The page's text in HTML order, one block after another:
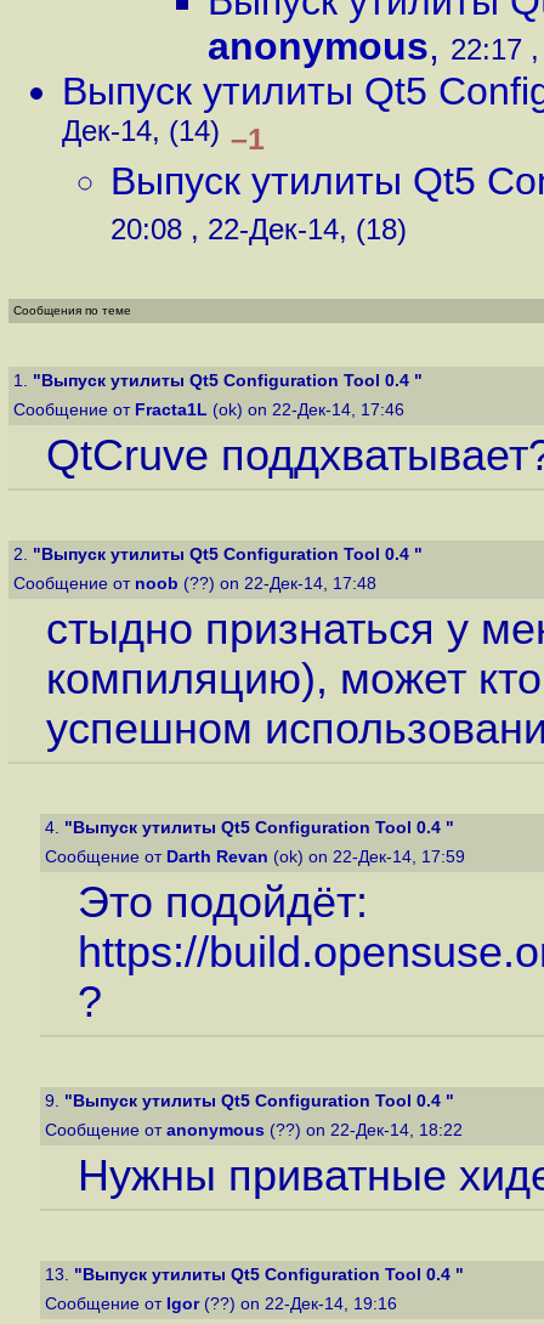
anonymous, 22:17
Выпуск утилиты Qt5
Дек-14, (14) –1
Выпуск утилиты Qt5
20:08 , 22-Дек-14, (18)
Сообщения по теме
1. "Выпуск утилиты Qt5 Configuration Tool 0.4 "
Сообщение от Fracta1L (ok) on 22-Дек-14, 17:46
QtCruve
2. "Выпуск утилиты Qt5 Configuration Tool 0.4 "
Сообщение от noob (??) on 22-Дек-14, 17:48
стыдно признаться у
компиляцию), может
успешном
4. "Выпуск утилиты Qt5 Configuration Tool 0.4 "
Сообщение от Darth Revan (ok) on 22-Дек-14, 17:59
Это подойдёт:
https://
?
9. "Выпуск утилиты Qt5 Configuration Tool 0.4 "
Сообщение от anonymous (??) on 22-Дек-14, 18:22
Нужны приватные
13. "Выпуск утилиты Qt5 Configuration Tool 0.4 "
Сообщение от Igor(??) on 22-Дек-14, 19:16